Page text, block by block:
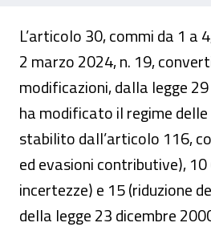
L’articolo 30, commi da 1 a
2 marzo 2024, n. 19,
modificazioni, dalla legge
ha modificato il regime
stabilito dall’articolo 116,
ed evasioni contributive),
incertezze) e 15 (riduzione
della legge 23 dicembre